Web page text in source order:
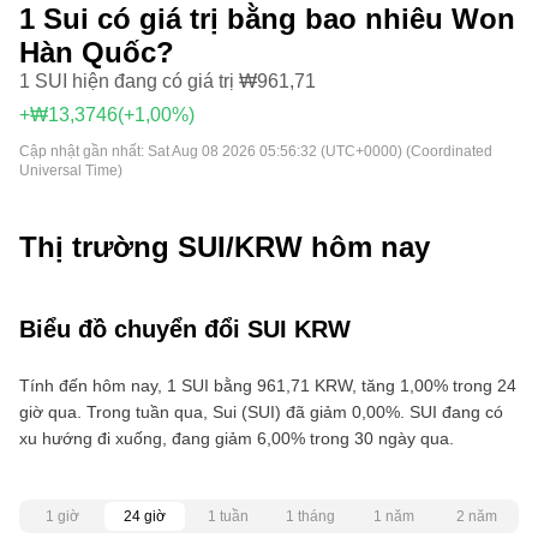
1 Sui có giá trị bằng bao nhiêu Won
Hàn Quốc?
1 SUI hiện đang có giá trị ₩961,71
+₩13,3746(+1,00%)
Cập nhật gần nhất: Sat Aug 08 2026 05:56:32 (UTC+0000) (Coordinated
Universal Time)
Thị trường SUI/KRW hôm nay
Biểu đồ chuyển đổi SUI KRW
Tính đến hôm nay, 1 SUI bằng 961,71 KRW, tăng 1,00% trong 24
giờ qua. Trong tuần qua, Sui (SUI) đã giảm 0,00%. SUI đang có
xu hướng đi xuống, đang giảm 6,00% trong 30 ngày qua.
1 giờ 24 giờ 1 tuần 1 tháng 1 năm 2 năm